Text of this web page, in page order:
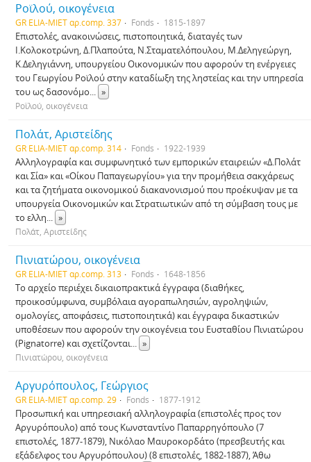
Ροϊλού, οικογένεια
GR ELIA-MIET αρ.comp. 337 Fonds 1815-1897
Επιστολές, ανακοινώσεις, πιστοποιητικά, διαταγές των
Ι.Κολοκοτρώνη, Δ.Πλαπούτα, Ν.Σταματελόπουλου, Μ.Δεληγεώργη,
Κ.Δεληγιάννη, υπουργείου Οικονομικών που αφορούν τη ενέργειες
του Γεωργίου Ροϊλού στην καταδίωξη της ληστείας και την υπηρεσία
του ως δασονόμο... »
Ροϊλού, οικογένεια
Πολάτ, Αριστείδης
GR ELIA-MIET αρ.comp. 314 Fonds 1922-1939
Αλληλογραφία και συμφωνητικό των εμπορικών εταιρειών «Δ.Πολάτ
και Σία» και «Οίκου Παπαγεωργίου» για την προμήθεια σακχάρεως
και τα ζητήματα οικονομικού διακανονισμού που προέκυψαν με τα
υπουργεία Οικονομικών και Στρατιωτικών από τη σύμβαση τους με
το ελλη... »
Πολάτ, Αριστείδης
Πινιατώρου, οικογένεια
GR ELIA-MIET αρ.comp. 313 Fonds 1648-1856
Το αρχείο περιέχει δικαιοπρακτικά έγγραφα (διαθήκες,
προικοσύμφωνα, συμβόλαια αγοραπωλησιών, αγροληψιών,
ομολογίες, αποφάσεις, πιστοποιητικά) και έγγραφα δικαστικών
υποθέσεων που αφορούν την οικογένεια του Ευσταθίου Πινιατώρου
(Pignatorre) και σχετίζονται... »
Πινιατώρου, οικογένεια
Αργυρόπουλος, Γεώργιος
GR ELIA-MIET αρ.comp. 29 Fonds 1877-1912
Προσωπική και υπηρεσιακή αλληλογραφία (επιστολές προς τον
Αργυρόπουλο) από τους Κωνσταντίνο Παπαρρηγόπουλο (7
επιστολές, 1877-1879), Νικόλαο Μαυροκορδάτο (πρεσβευτής και
εξάδελφος του Αργυρόπουλου) (8 επιστολές, 1882-1887), Άθω